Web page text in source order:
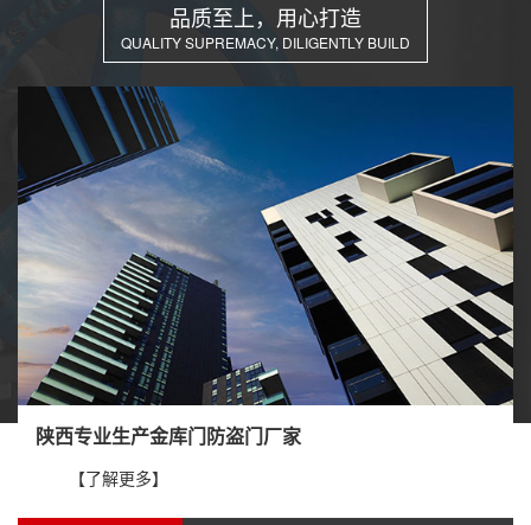
品质至上，用心打造
QUALITY SUPREMACY, DILIGENTLY BUILD
陕西专业生产金库门防盗门厂家
【了解更多】